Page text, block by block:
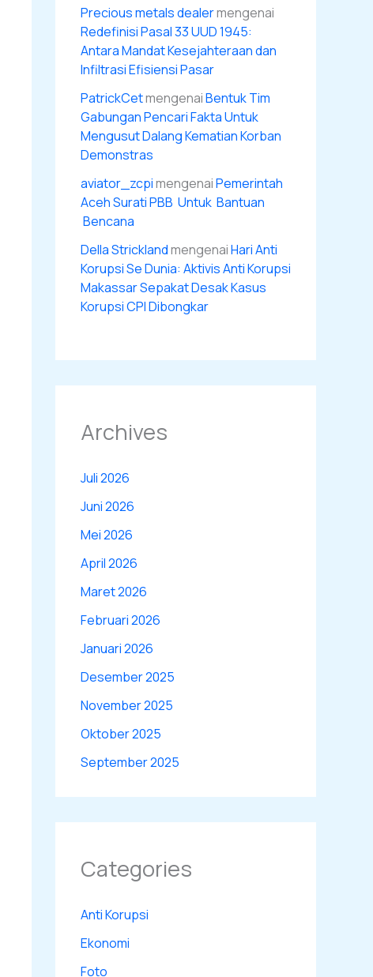
Precious metals dealermengenai
Redefinisi Pasal 33 UUD 1945:
Antara Mandat Kesejahteraan dan
Infiltrasi Efisiensi Pasar
PatrickCetmengenaiBentuk Tim
Gabungan Pencari Fakta Untuk
Mengusut Dalang Kematian Korban
Demonstras
aviator_zcpimengenaiPemerintah
Aceh Surati PBB Untuk Bantuan
Bencana
Della StricklandmengenaiHari Anti
Korupsi Se Dunia: Aktivis Anti Korupsi
Makassar Sepakat Desak Kasus
Korupsi CPI Dibongkar
Archives
Juli 2026
Juni 2026
Mei 2026
April 2026
Maret 2026
Februari 2026
Januari 2026
Desember 2025
November 2025
Oktober 2025
September 2025
Categories
Anti Korupsi
Ekonomi
Foto